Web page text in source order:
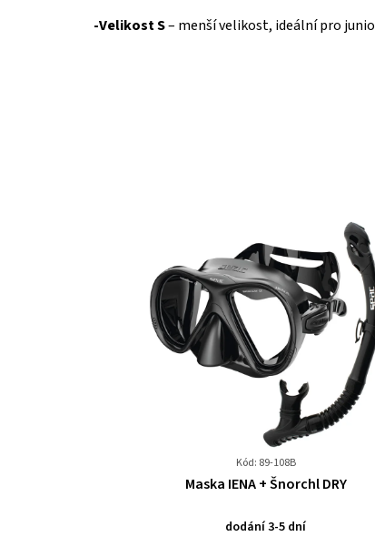
-Velikost S– menší velikost, ideální pro
Kód: 89-108B
Průměrné
produktu
Maska IENA + Šnorchl DRY
dodání 3-5 dní